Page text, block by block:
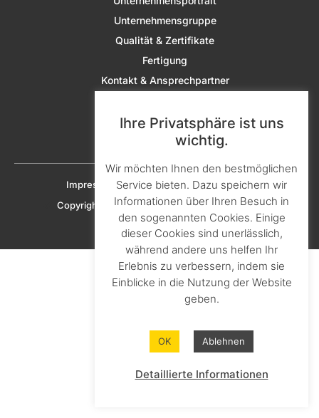
Unternehmensgruppe
Qualität & Zertifikate
Fertigung
Kontakt & Ansprechpartner
Karriere & Ausbildung
Downloads
Impressum DatenschutzCookie-Richtlinien
Copyright © 2023 KNAPHEIDE SOLUTIONS GmbH
Ihre Privatsphäre ist uns
wichtig.
Wir möchten Ihnen den bestmöglichen
Service bieten. Dazu speichern wir
Informationen über Ihren Besuch in
den sogenannten Cookies. Einige
dieser Cookies sind unerlässlich,
während andere uns helfen Ihr
Erlebnis zu verbessern, indem sie
Einblicke in die Nutzung der Website
geben.
OK Ablehnen
Detaillierte Informationen